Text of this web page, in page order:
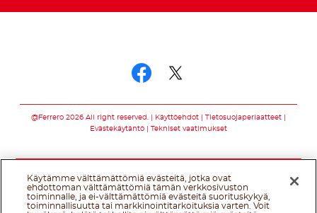
@Ferrero 2026 All right reserved. Käyttöehdot
Tietosuojaperiaatteet
Evästekäytäntö
Tekniset vaatimukset
Käytämme välttämättömiä evästeitä, jotka ovat
ehdottoman välttämättömiä tämän verkkosivuston
toiminnalle, ja ei-välttämättömiä evästeitä suorituskykyä,
toiminnallisuutta tai markkinointitarkoituksia varten. Voit